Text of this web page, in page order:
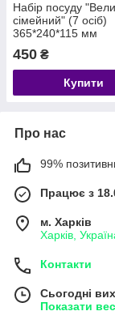
Набір посуду
сімейний" (7 осіб)
365*240*115 мм
450 ₴
Купити
Про нас
99%
Працює з
м. Харків
Харків,
Контакти
Сьогодні
Показати